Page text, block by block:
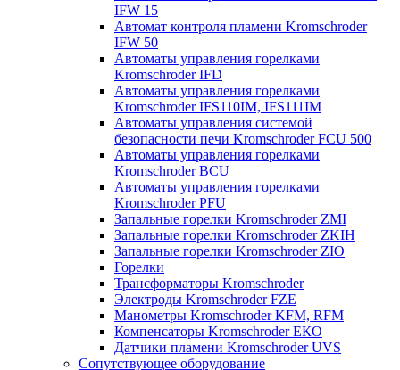
IFW 15
Автомат контроля пламени Kromschroder
IFW 50
Автоматы управления горелками
Kromschroder IFD
Автоматы управления горелками
Kromschroder IFS110IM, IFS111IM
Автоматы управления системой
безопасности печи Kromschroder FCU 500
Автоматы управления горелками
Kromschroder BCU
Автоматы управления горелками
Kromschroder PFU
Запальные горелки Kromschroder ZМI
Запальные горелки Kromschroder ZKIH
Запальные горелки Kromschroder ZIO
Горелки
Трансформаторы Kromschroder
Электроды Kromschroder FZE
Манометры Kromschroder KFM, RFM
Компенсаторы Kromschroder ЕКО
Датчики пламени Kromschroder UVS
Сопутствующее оборудование